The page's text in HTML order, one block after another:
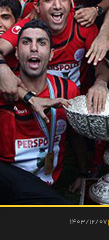
1403/12/07